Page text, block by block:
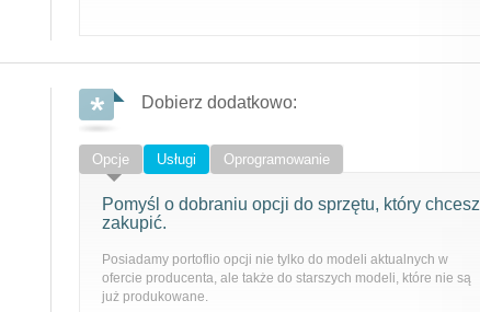
Dobierz dodatkowo:
Opcje Usługi Oprogramowanie
Pomyśl o dobraniu opcji do sprzętu, który chcesz
zakupić.
Posiadamy portoflio opcji nie tylko do modeli aktualnych w
ofercie producenta, ale także do starszych modeli, które nie są
już produkowane.